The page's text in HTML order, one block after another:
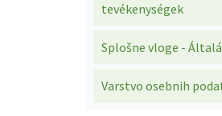
tevékenységek
Splošne vloge -
Varstvo osebnih